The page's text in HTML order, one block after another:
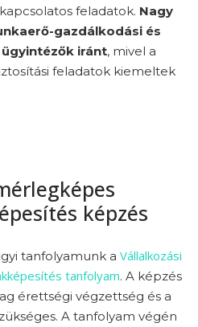
feladatok. Nagy
gazdálkodási és
iránt, mivel a
feladatok kiemeltek
képzés
tanfolyamunk a Vállalkozási
tanfolyam. A képzés
érettségi végzettség és a
A tanfolyam végén